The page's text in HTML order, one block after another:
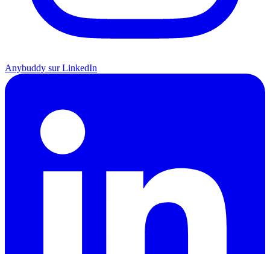
Anybuddy sur LinkedIn